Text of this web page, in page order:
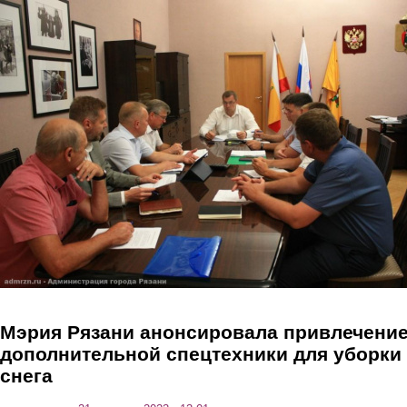
Перейти к основному содержанию
Мэрия Рязани анонсировала
дополнительной спецтехники для уборки
снега